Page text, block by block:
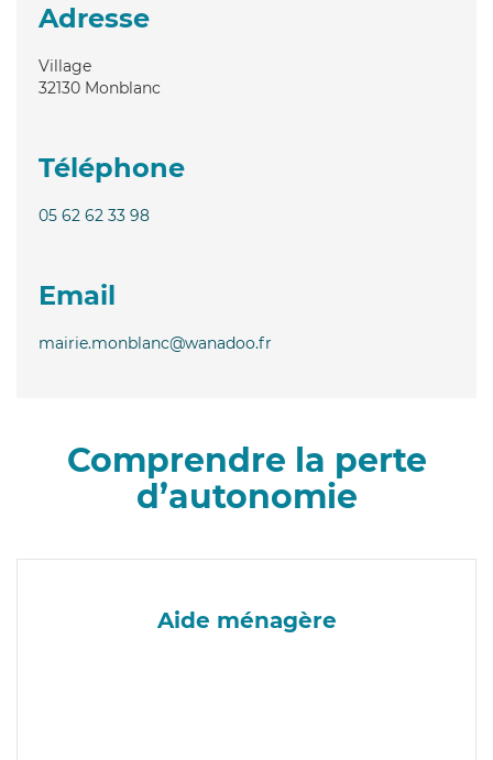
Adresse
Village
32130 Monblanc
Téléphone
05 62 62 33 98
Email
mairie.monblanc@wanadoo.fr
Comprendre la perte
d’autonomie
Aide ménagère